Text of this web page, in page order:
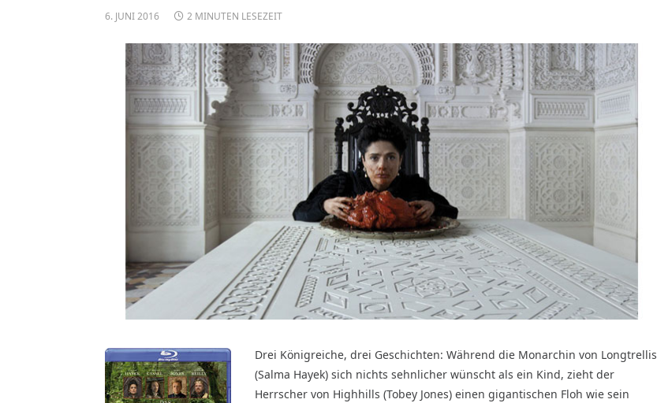
6. JUNI 2016 2 MINUTEN LESEZEIT
Drei Königreiche, drei Geschichten: Während die Monarchin von Longtrellis
(Salma Hayek) sich nichts sehnlicher wünscht als ein Kind, zieht der
Herrscher von Highhills (Tobey Jones) einen gigantischen Floh wie sein